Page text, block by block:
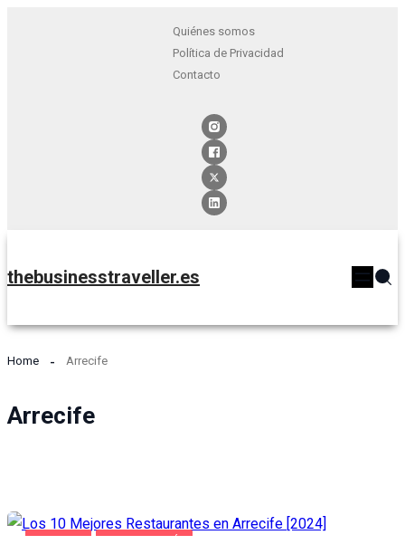
Quiénes somos
Política de Privacidad
Contacto
thebusinesstraveller.es
Home Arrecife
Arrecife